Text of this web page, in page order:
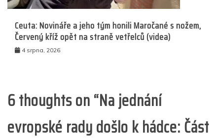
Ceuta: Novináře a jeho tým honili Maročané s nožem,
Červený kříž opět na straně vetřelců (videa)
4 srpna, 2026
6 thoughts on “Na jednání
evropské rady došlo k hádce: Část